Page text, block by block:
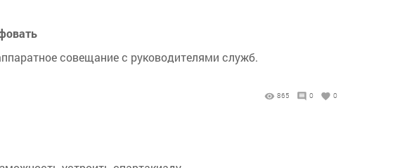
совещание с руководителями служб.
865 0 0